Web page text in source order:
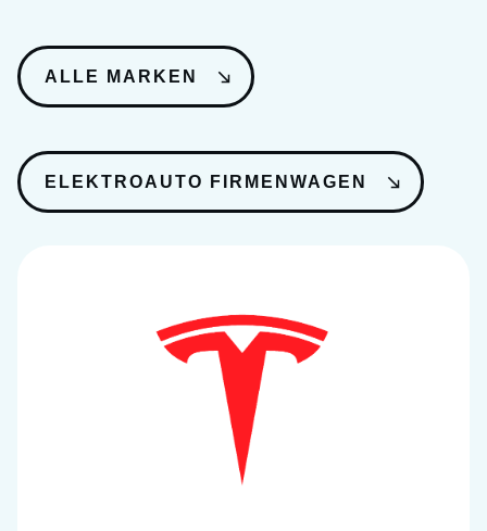
ALLE MARKEN
ELEKTROAUTO FIRMENWAGEN